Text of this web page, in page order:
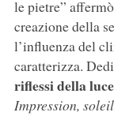
le pietre”
creazione della
l’influenza del
caratterizza.
riflessi della
Impression,